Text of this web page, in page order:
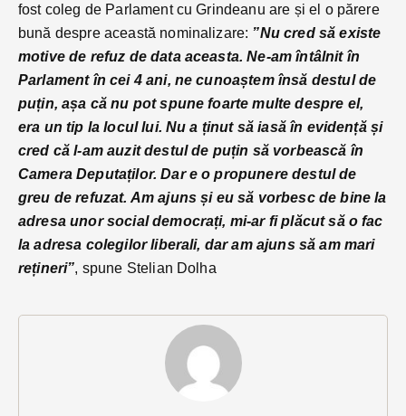
fost coleg de Parlament cu Grindeanu are și el o părere
bună despre această nominalizare: ”Nu cred să existe
motive de refuz de data aceasta. Ne-am întâlnit în
Parlament în cei 4 ani, ne cunoaștem însă destul de
puțin, așa că nu pot spune foarte multe despre el,
era un tip la locul lui. Nu a ținut să iasă în evidență și
cred că l-am auzit destul de puțin să vorbească în
Camera Deputaților. Dar e o propunere destul de
greu de refuzat. Am ajuns și eu să vorbesc de bine la
adresa unor social democrați, mi-ar fi plăcut să o fac
la adresa colegilor liberali, dar am ajuns să am mari
rețineri”, spune Stelian Dolha